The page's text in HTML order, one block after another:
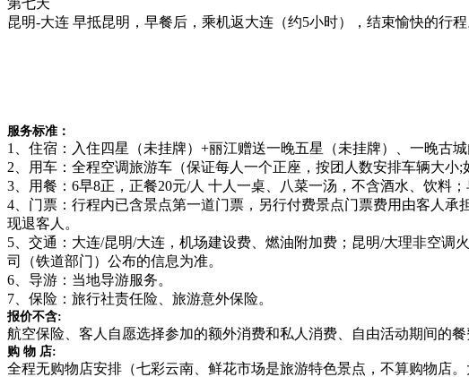
第七天
昆明-大连 早抵昆明，早餐后，乘机返大连（约5小时），结束愉快的行程
服务标准：
1、住宿：入住四星（未挂牌）+丽江赠送一晚五星（未挂牌）、一晚古
2、用车：全程空调旅游车（保证每人一个正座，按团人数安排车辆大小;
3、用餐：6早8正，正餐20元/人 十人一桌、八菜一汤，不含酒水、饮料；
4、门票：行程内已含景点第一道门票，另行付费景点门票费用由客人
现退客人。
5、交通：大连/昆明/大连，机场建设费、燃油附加费；昆明/大理非空
司（铁道部门）公布的信息为准。
6、导游：当地导游服务。
7、保险：旅行社责任险、旅游意外保险。
报价不含:
航空保险、客人自愿选择参加的额外消费和私人消费、自由活动期间的餐
购 物 店:
全程无购物店安排（七彩云南、鲜花市场是旅游特色景点，不算购物店